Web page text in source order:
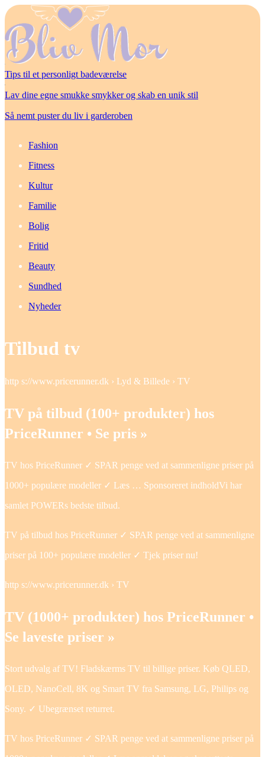
Tips til et personligt badeværelse
Lav dine egne smukke smykker og skab en unik stil
Så nemt puster du liv i garderoben
Fashion
Fitness
Kultur
Familie
Bolig
Fritid
Beauty
Sundhed
Nyheder
Tilbud tv
http s://www.pricerunner.dk › Lyd & Billede › TV
TV på tilbud (100+ produkter) hos
PriceRunner • Se pris »
TV hos PriceRunner ✓ SPAR penge ved at sammenligne priser på
1000+ populære modeller ✓ Læs … Sponsoreret indholdVi har
samlet POWERs bedste tilbud.
TV på tilbud hos PriceRunner ✓ SPAR penge ved at sammenligne
priser på 100+ populære modeller ✓ Tjek priser nu!
http s://www.pricerunner.dk › TV
TV (1000+ produkter) hos PriceRunner •
Se laveste priser »
Stort udvalg af TV! Fladskærms TV til billige priser. Køb QLED,
OLED, NanoCell, 8K og Smart TV fra Samsung, LG, Philips og
Sony. ✓ Ubegrænset returret.
TV hos PriceRunner ✓ SPAR penge ved at sammenligne priser på